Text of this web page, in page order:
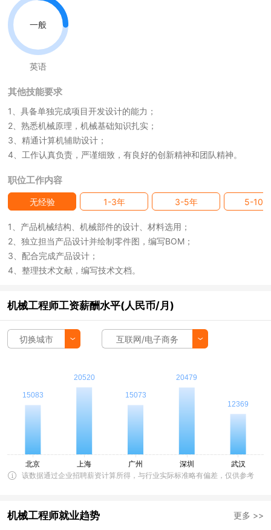
一般
英语
其他技能要求
1、具备单独完成项目开发设计的能力；
2、熟悉机械原理，机械基础知识扎实；
3、精通计算机辅助设计；
4、工作认真负责，严谨细致，有良好的创新精神和团队精神。
职位工作内容
无经验 1-3年 3-5年 5-10年
1、产品机械结构、机械部件的设计、材料选用；
2、独立担当产品设计并绘制零件图，编写BOM；
3、配合完成产品设计；
4、整理技术文献，编写技术文档。
机械工程师工资薪酬水平(人民币/月)
切换城市 互联网/电子商务
该数据通过企业招聘薪资计算所得，与行业实际标准略有偏差，仅供参考
机械工程师就业趋势 更多 >>